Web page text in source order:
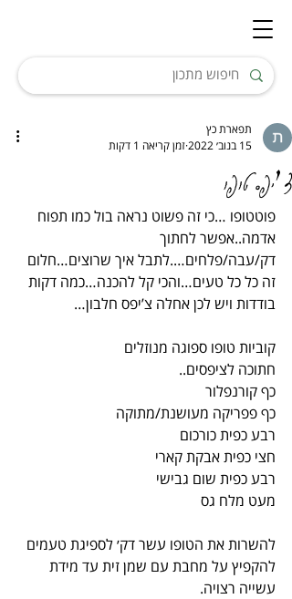
צ׳יפס טופו
תפארת כץ
15 בנוב׳ 2022
זמן קריאה 1 דקות
פוטטופו …כי זה פשוט נראה בול כמו תפוח
אדמה..אפשר לחתוך
דק/עבה/פלחים….לתבל איך שרוצים…חלום
זה כל כל טעים…והכי קל להכנה…כמה דקות
בודדות ויש לכן אחלה צ’יפס חלבון…
קוביות טופו ספוגה מנוזלים
חתוכה לציפסים..
כף קורנפלור
כף פפריקה מעושנת/מתוקה
רבע כפית כורכום
חצי כפית אבקת קארי
רבע כפית שום גבישי
מעט מלח גס
להשרות את הטופו עשר דק׳ לספיגת טעמים
להקפיץ על מחבת עם שמן זית עד מידת
עשייה רצויה.